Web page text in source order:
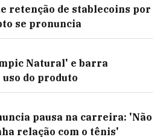
retenção de stablecoins por
se pronuncia
Natural' e barra
do produto
pausa na carreira: 'Não
relação com o tênis'